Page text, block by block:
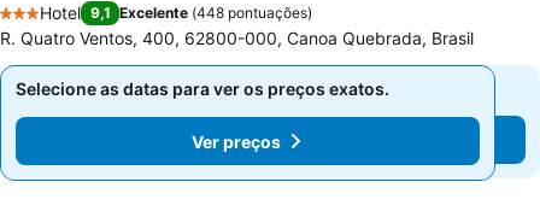
3 Estrelas
Hotel 9,1 Excelente (448 pontuações)
R. Quatro Ventos, 400, 62800-000, Canoa Quebrada, Brasil
Selecione as datas para ver os preços exatos.
Ver preços
Selecione as datas para ver os preços exatos.
Ver preços